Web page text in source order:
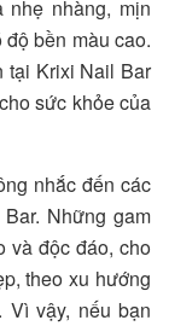
nhàng, mịn
bền màu cao.
tại Krixi Nail Bar
sức khỏe của
nhắc đến các
Những gam
và độc đáo, cho
theo xu hướng
Vì vậy, nếu bạn